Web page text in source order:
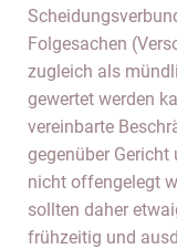
Folgesachen
zugleich als
gewertet werden
vereinbarte
gegenüber Gericht
nicht offengelegt
sollten daher
frühzeitig und